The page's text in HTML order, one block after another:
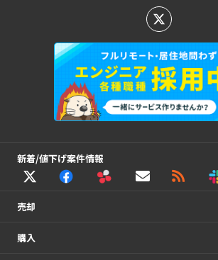
新着/値下げ案件情報
売却
購入